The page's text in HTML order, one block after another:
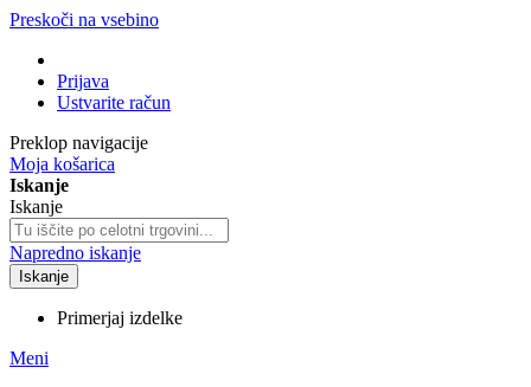
Preskoči na vsebino
Prijava
Ustvarite račun
Preklop navigacije
Moja košarica
Iskanje
Iskanje
Napredno iskanje
Iskanje
Primerjaj izdelke
Meni